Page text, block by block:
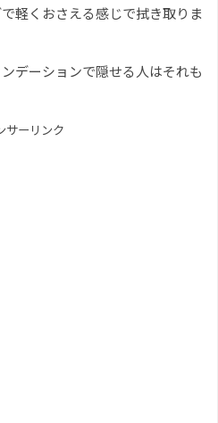
軽くおさえる感じで拭き取りま
デーションで隠せる人はそれも
サーリンク